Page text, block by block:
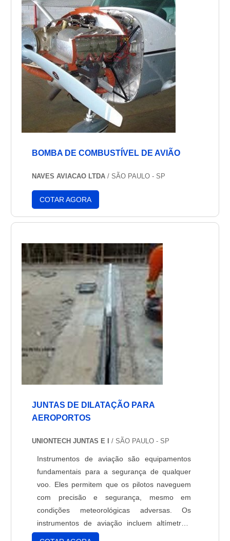
BOMBA DE COMBUSTÍVEL DE AVIÃO
NAVES AVIACAO LTDA/ SÃO PAULO - SP
COTAR AGORA
JUNTAS DE DILATAÇÃO PARA
AEROPORTOS
UNIONTECH JUNTAS E I/ SÃO PAULO - SP
Instrumentos de aviação são equipamentos
fundamentais para a segurança de qualquer
voo. Eles permitem que os pilotos naveguem
com precisão e segurança, mesmo em
condições meteorológicas adversas. Os
instrumentos de aviação incluem altímetros,
variômetros, compasso magnético, indicadores